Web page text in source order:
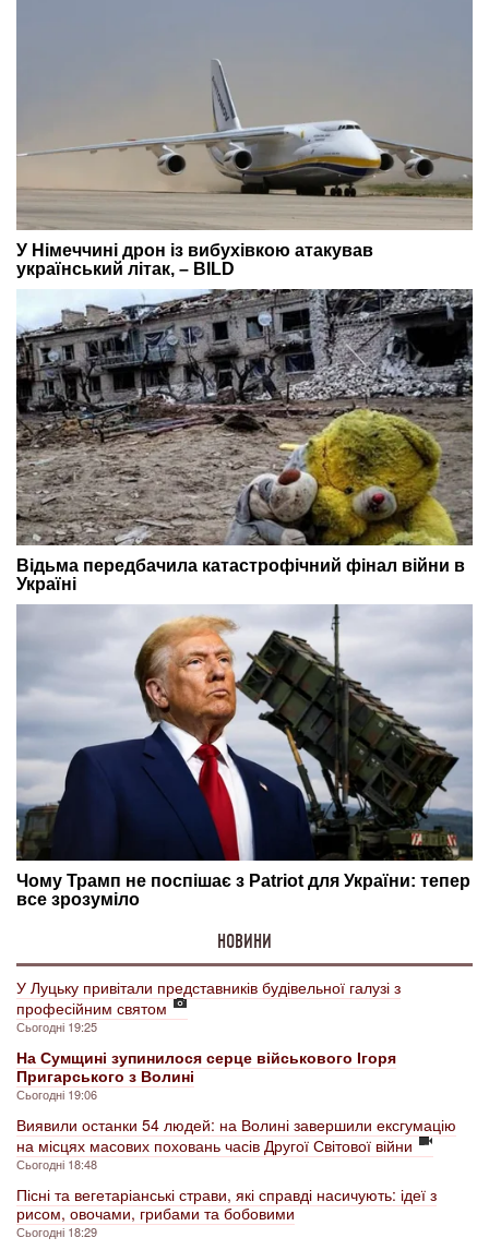
НОВИНИ
У Луцьку привітали представників будівельної галузі з
професійним святом
Сьогодні 19:25
На Сумщині зупинилося серце військового Ігоря
Пригарського з Волині
Сьогодні 19:06
Виявили останки 54 людей: на Волині завершили ексгумацію
на місцях масових поховань часів Другої Світової війни
Сьогодні 18:48
Пісні та вегетаріанські страви, які справді насичують: ідеї з
рисом, овочами, грибами та бобовими
Сьогодні 18:29